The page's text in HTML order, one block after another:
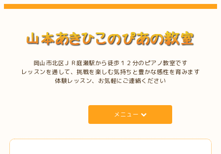
岡山市北区ＪＲ庭瀬駅から徒歩１２分のピアノ教室です
レッスンを通して、挑戦を楽しむ気持ちと豊かな感性を育みます
体験レッスン、お気軽にご連絡ください
メニュー